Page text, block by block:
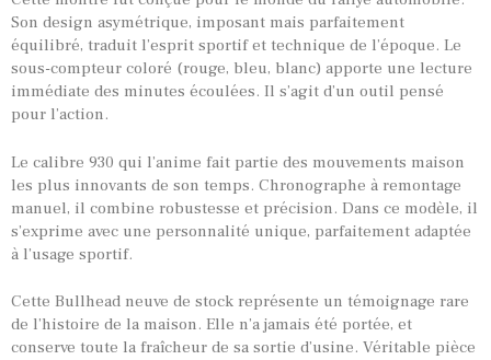
TOUTES NOS VINTAGES
MONTRES PAR HISTOIRES
CONTACTS & HISTORIQUE
PANIER
Son design asymétrique, imposant mais parfaitement
équilibré, traduit l’esprit sportif et technique de l’époque. Le
sous-compteur coloré (rouge, bleu, blanc) apporte une lecture
immédiate des minutes écoulées. Il s’agit d’un outil pensé
pour l’action.
Le calibre 930 qui l’anime fait partie des mouvements maison
les plus innovants de son temps. Chronographe à remontage
manuel, il combine robustesse et précision. Dans ce modèle, il
s’exprime avec une personnalité unique, parfaitement adaptée
à l’usage sportif.
Cette Bullhead neuve de stock représente un témoignage rare
de l’histoire de la maison. Elle n’a jamais été portée, et
conserve toute la fraîcheur de sa sortie d’usine. Véritable pièce